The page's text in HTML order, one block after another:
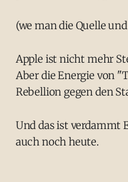
(we man die Quelle
Apple ist nicht mehr
Aber die Energie von
Rebellion gegen den
Und das ist verdammt
auch noch heute.